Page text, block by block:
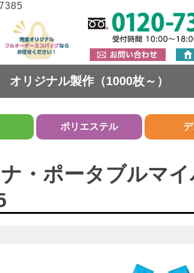
ポリエステル
オリジナル製作（1000枚～）
・ポータブルマ